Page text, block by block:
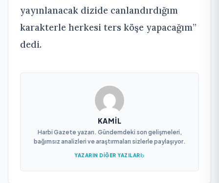
yayınlanacak dizide canlandırdığım
karakterle herkesi ters köşe yapacağım”
dedi.
KAMIL
Harbi Gazete yazarı. Gündemdeki son gelişmeleri,
bağımsız analizleri ve araştırmaları sizlerle paylaşıyor.
YAZARIN DIĞER YAZILARI